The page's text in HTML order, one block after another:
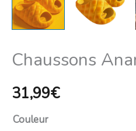
Chaussons
31,99€
Couleur